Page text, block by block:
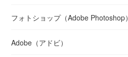
フォトショップ（Adobe Photoshop）
Adobe（アドビ）